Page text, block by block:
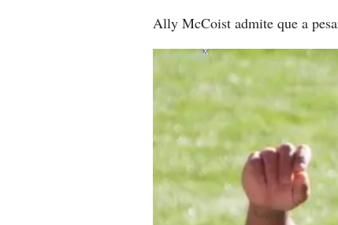
Ally McCoist admite que a
X